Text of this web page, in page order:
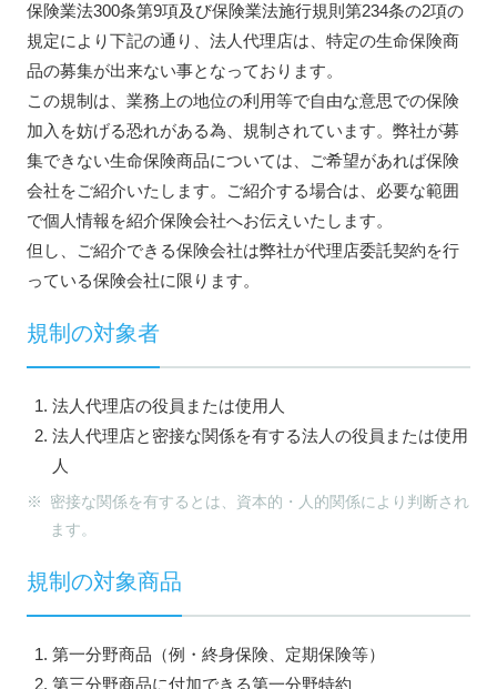
保険業法300条第9項及び保険業法施行規則第234条の2項の
規定により下記の通り、法人代理店は、特定の生命保険商
品の募集が出来ない事となっております。
この規制は、業務上の地位の利用等で自由な意思での保険
加入を妨げる恐れがある為、規制されています。弊社が募
集できない生命保険商品については、ご希望があれば保険
会社をご紹介いたします。ご紹介する場合は、必要な範囲
で個人情報を紹介保険会社へお伝えいたします。
但し、ご紹介できる保険会社は弊社が代理店委託契約を行
っている保険会社に限ります。
規制の対象者
法人代理店の役員または使用人
法人代理店と密接な関係を有する法人の役員または使用
人
※ 密接な関係を有するとは、資本的・人的関係により判断され
ます。
規制の対象商品
第一分野商品（例・終身保険、定期保険等）
第三分野商品に付加できる第一分野特約